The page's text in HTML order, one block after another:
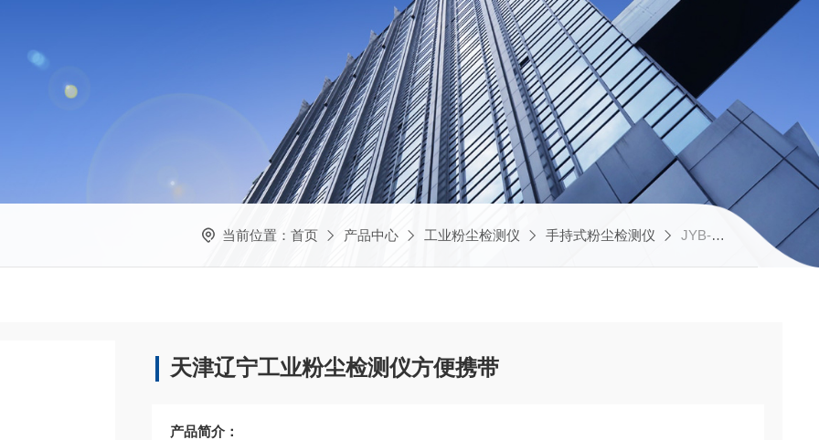
当前位置： 首页 产品中心 工业粉尘检测仪 手持式粉尘检测仪 JYB-6A天津辽宁工业粉尘检测仪方便携带
天津辽宁工业粉尘检测仪方便携带
产品简介：